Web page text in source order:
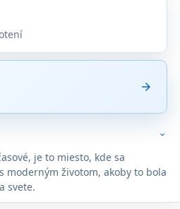
arrow_forward
je to miesto, kde sa
moderným životom, akoby to bola
svete.
expand_more